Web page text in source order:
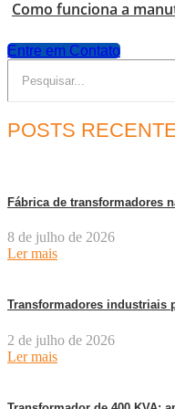
Como funciona a
Entre em Contato
POSTS
Fábrica de transformadores
8 de julho de 2026
Ler mais
Transformadores industriais
2 de julho de 2026
Ler mais